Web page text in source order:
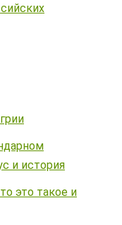
и история
это такое и